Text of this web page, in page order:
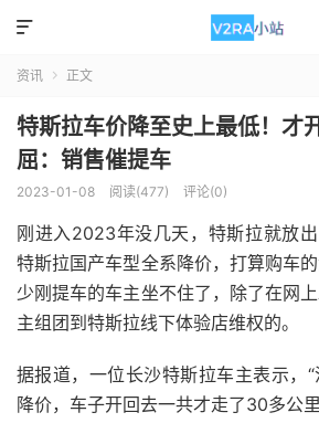

资讯  正文
特斯拉车价降至史上最低！才
屈：销售催提车
2023-01-08 阅读(477) 评论(0)
刚进入2023年没几天，特斯拉就放
特斯拉国产车型全系降价，打算购车
少刚提车的车主坐不住了，除了在网
主组团到特斯拉线下体验店维权的。
据报道，一位长沙特斯拉车主表示，
降价，车子开回去一共才走了30多公